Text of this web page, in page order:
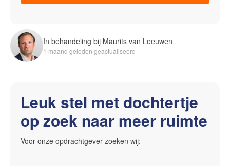
In behandeling bij Maurits van Leeuwen
1 maand geleden geactualiseerd
Leuk stel met dochtertje
op zoek naar meer ruimte
Voor onze opdrachtgever zoeken wij: